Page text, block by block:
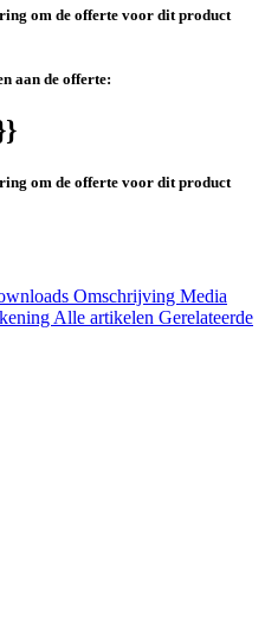
om de offerte voor dit product
aan de offerte:
om de offerte voor dit product
Omschrijving Media
Alle artikelen Gerelateerde